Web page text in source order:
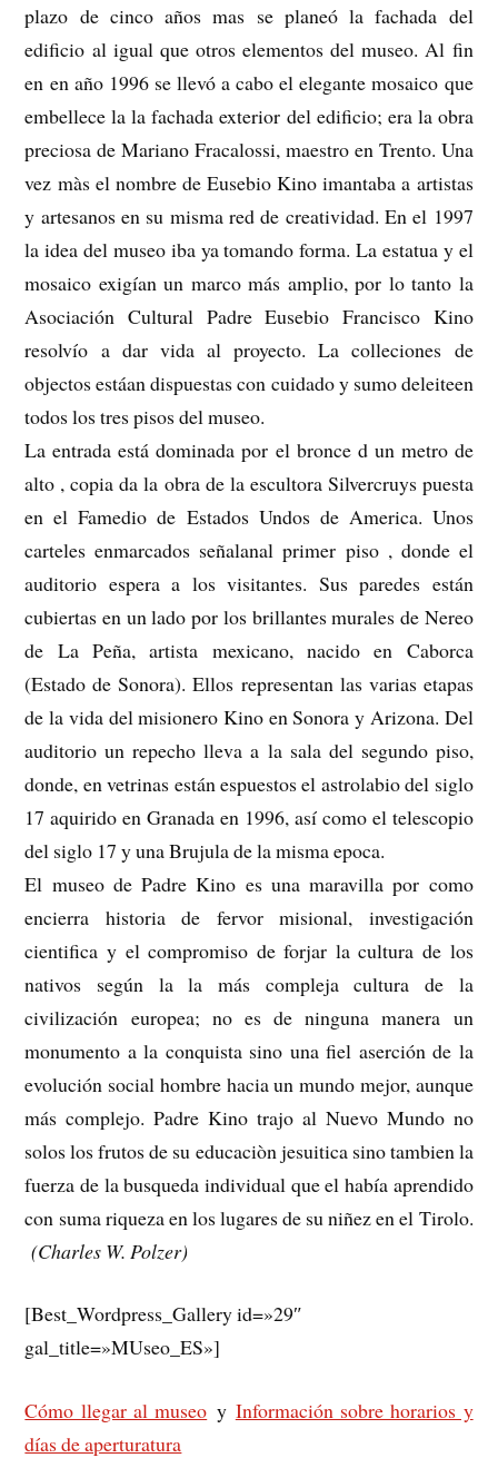
plazo de cinco años mas se planeó la fachada del
edificio al igual que otros elementos del museo. Al fin
en en año 1996 se llevó a cabo el elegante mosaico que
embellece la la fachada exterior del edificio; era la obra
preciosa de Mariano Fracalossi, maestro en Trento. Una
vez màs el nombre de Eusebio Kino imantaba a artistas
y artesanos en su misma red de creatividad. En el 1997
la idea del museo iba ya tomando forma. La estatua y el
mosaico exigían un marco más amplio, por lo tanto la
Asociación Cultural Padre Eusebio Francisco Kino
resolvío a dar vida al proyecto. La colleciones de
objectos estáan dispuestas con cuidado y sumo deleiteen
todos los tres pisos del museo.
La entrada está dominada por el bronce d un metro de
alto , copia da la obra de la escultora Silvercruys puesta
en el Famedio de Estados Undos de America. Unos
carteles enmarcados señalanal primer piso , donde el
auditorio espera a los visitantes. Sus paredes están
cubiertas en un lado por los brillantes murales de Nereo
de La Peña, artista mexicano, nacido en Caborca
(Estado de Sonora). Ellos representan las varias etapas
de la vida del misionero Kino en Sonora y Arizona. Del
auditorio un repecho lleva a la sala del segundo piso,
donde, en vetrinas están espuestos el astrolabio del siglo
17 aquirido en Granada en 1996, así como el telescopio
del siglo 17 y una Brujula de la misma epoca.
El museo de Padre Kino es una maravilla por como
encierra historia de fervor misional, investigación
cientifica y el compromiso de forjar la cultura de los
nativos según la la más compleja cultura de la
civilización europea; no es de ninguna manera un
monumento a la conquista sino una fiel aserción de la
evolución social hombre hacia un mundo mejor, aunque
más complejo. Padre Kino trajo al Nuevo Mundo no
solos los frutos de su educaciòn jesuitica sino tambien la
fuerza de la busqueda individual que el había aprendido
con suma riqueza en los lugares de su niñez en el Tirolo.
(Charles W. Polzer)
[Best_Wordpress_Gallery id=»29″
gal_title=»MUseo_ES»]
Cómo llegar al museo y Información sobre horarios y
días de aperturatura